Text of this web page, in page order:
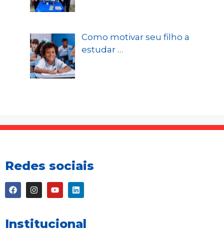
Como motivar seu filho a
estudar …
Redes sociais
Institucional